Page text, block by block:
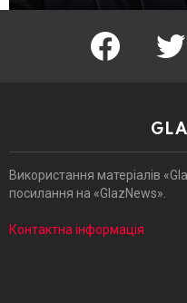
facebook
Використання матеріалів
посилання на «GlazNews».
Контактна інформація